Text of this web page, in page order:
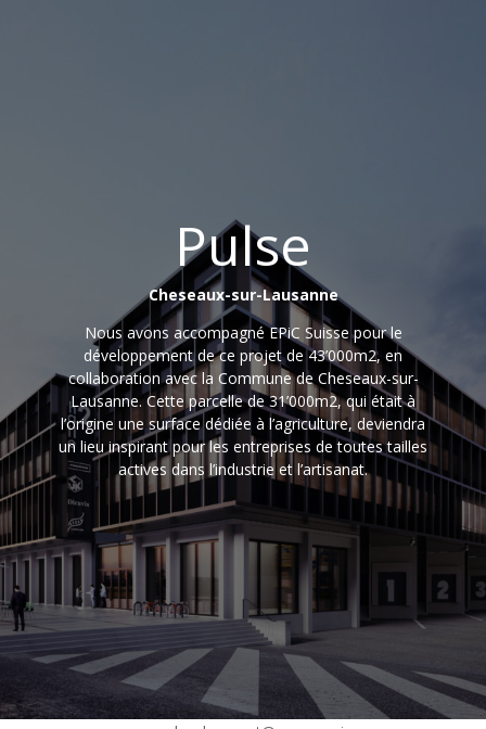
Pulse
Cheseaux-sur-Lausanne
Nous avons accompagnéEPiC Suisse pour le
développement de ce projet de 43’000m2, en
collaboration avec la Commune de Cheseaux-sur-
Lausanne. Cette parcelle de 31’000m2, qui était à
l’origine une surface dédiée à l’agriculture, deviendra
un lieu inspirant pour les entreprises de toutes tailles
actives dans l’industrie et l’artisanat.